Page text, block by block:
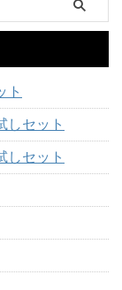
ト
しセット
しセット